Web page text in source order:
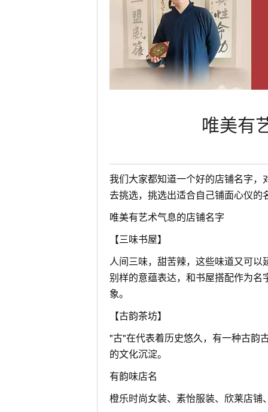
唯美有
我们大家都知道一个好的店铺名字
去挑选，挑选出适合自己铺面心仪
唯美有艺术气息的店铺名字
【三味书屋】
人间三味，甜苦辣，这些味道又可
别样的意蕴表达，和书屋搭配作为
象。
【古韵茶坊】
"古"在代表着历史悠久，有一种古韵
的文化沉淀。
有韵味店名
橙乐时尚女装、素怡服装、欣莱店铺